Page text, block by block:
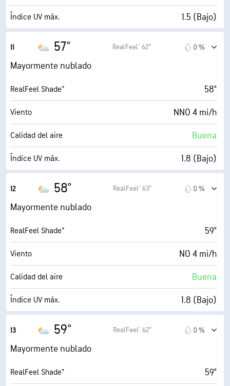
Visibilidad 10 mi
Índice UV máx. 1.5 (Bajo)
Humedad
Punto de rocío 51° F
AccuLumen Brightness Index™ 6 (Medio)
Nubosidad 71 %
Visibilidad 10 mi
11 57° RealFeel® 62° 0 %
Mayormente nublado
RealFeel Shade™ 58°
Viento NNO 4 mi/h
Calidad del aire Buena
Índice UV máx. 1.8 (Bajo)
Humedad
Punto de rocío 51° F
AccuLumen Brightness Index™ 5 (Medio)
Nubosidad 75 %
Visibilidad 10 mi
12 58° RealFeel® 63° 0 %
Mayormente nublado
RealFeel Shade™ 59°
Viento NO 4 mi/h
Calidad del aire Buena
Índice UV máx. 1.8 (Bajo)
Humedad
Punto de rocío 51° F
13 59° RealFeel® 62° 0 %
Mayormente nublado
RealFeel Shade™ 59°